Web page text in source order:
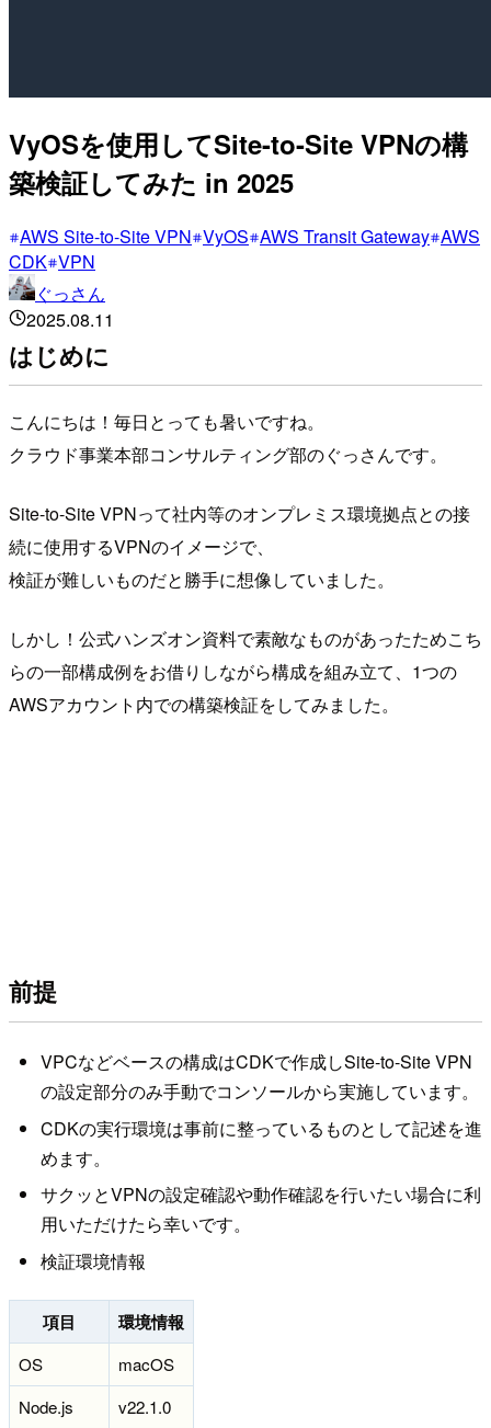
VyOSを使用してSite-to-Site VPNの構
築検証してみた in 2025
AWS Site-to-Site VPN VyOS AWS Transit Gateway AWS
CDK VPN
ぐっさん
2025.08.11
はじめに
こんにちは！毎日とっても暑いですね。
クラウド事業本部コンサルティング部のぐっさんです。
Site-to-Site VPNって社内等のオンプレミス環境拠点との接
続に使用するVPNのイメージで、
検証が難しいものだと勝手に想像していました。
しかし！公式ハンズオン資料で素敵なものがあったためこち
らの一部構成例をお借りしながら構成を組み立て、1つの
AWSアカウント内での構築検証をしてみました。
前提
VPCなどベースの構成はCDKで作成しSite-to-Site VPN
の設定部分のみ手動でコンソールから実施しています。
CDKの実行環境は事前に整っているものとして記述を進
めます。
サクッとVPNの設定確認や動作確認を行いたい場合に利
用いただけたら幸いです。
検証環境情報
項目 環境情報
OS
macOS
Node.js
v22.1.0